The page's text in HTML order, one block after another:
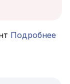
Подробнее